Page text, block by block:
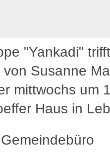
"Yankadi"
Susanne
mittwochs um
Haus in